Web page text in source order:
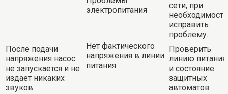
электропитания
сети, при
необходимости
исправить
проблему.
После подачи
напряжения насос
не запускается и не
издает никаких
звуков
Нет фактического
напряжения в линии
питания
Проверить
линию питания
и состояние
защитных
автоматов